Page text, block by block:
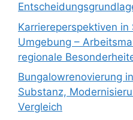
Karriereperspektiven
Umgebung –
regionale
Bungalowrenovierung
Substanz,
Vergleich